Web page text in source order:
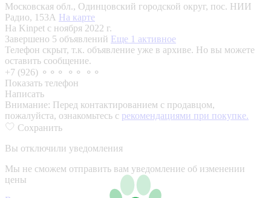
Московская обл., Одинцовский городской округ, пос. НИИ
Радио, 153А На карте
На Kinpet c ноября 2022 г.
Завершено 5 объявлений Еще 1 активное
Телефон скрыт, т.к. объявление уже в архиве. Но вы можете
оставить сообщение.
+7 (926) ⚬⚬⚬ ⚬⚬ ⚬⚬
Показать телефон
Написать
Внимание: Перед контактированием с продавцом,
пожалуйста, ознакомьтесь с рекомендациями при покупке.
Сохранить
Вы отключили уведомления
Мы не сможем отправить вам уведомление об изменении
цены